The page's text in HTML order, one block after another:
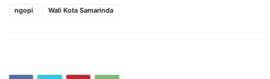
ngopi
Wali Kota Samarinda